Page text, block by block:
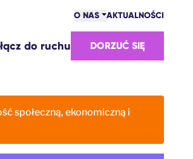
O NAS
MAMY FUNDUSZE
AKTUALNOŚCI
do ruchu DORZUĆ SIĘ
społeczną, ekonomiczną i